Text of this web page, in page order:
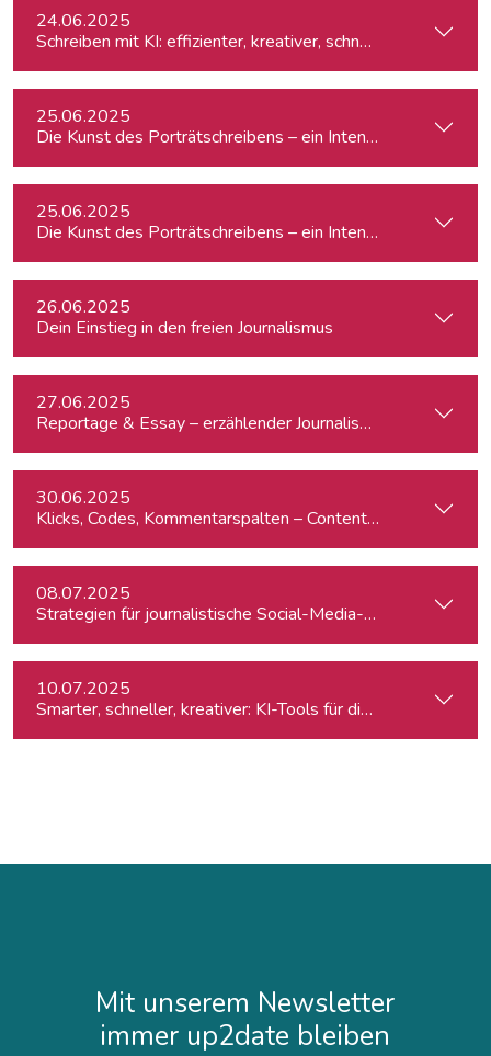
24.06.2025
Schreiben mit KI: effizienter, kreativer, schneller
25.06.2025
Die Kunst des Porträtschreibens – ein Intensiv-Workshop
25.06.2025
Die Kunst des Porträtschreibens – ein Intensiv-Workshop
26.06.2025
Dein Einstieg in den freien Journalismus
27.06.2025
Reportage & Essay – erzählender Journalismus
30.06.2025
Klicks, Codes, Kommentarspalten – Content-Produktion
08.07.2025
Strategien für journalistische Social-Media-Recherchen
10.07.2025
Smarter, schneller, kreativer: KI-Tools für die
Mit unserem Newsletter
immer up2date bleiben